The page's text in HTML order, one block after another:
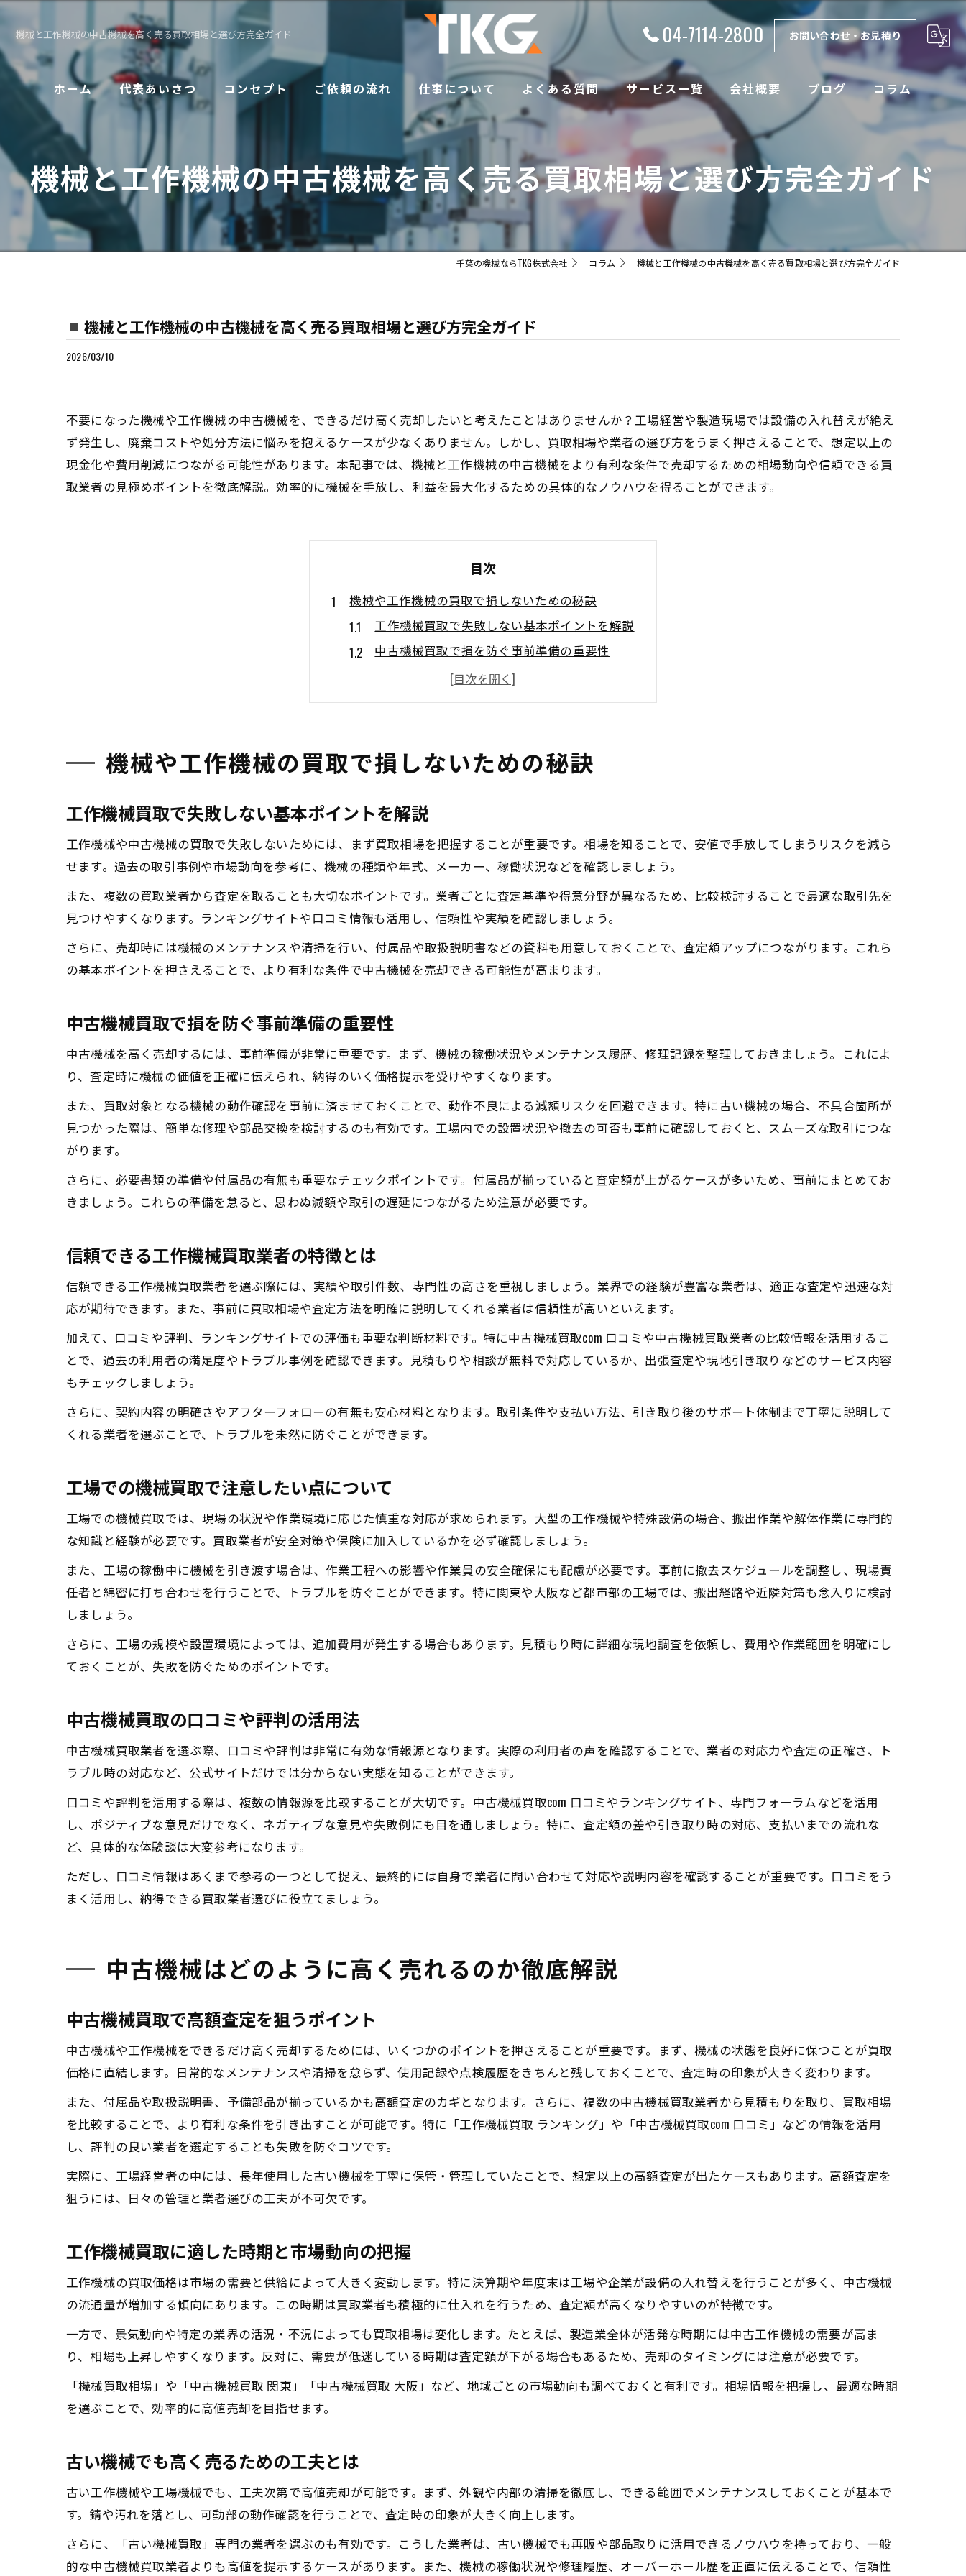
機械と工作機械の中古機械を高く売る買取相場と選び方完全ガイド 04-7114-2800 お問い合わせ・お見積り
ホーム 代表あいさつ コンセプト ご依頼の流れ 仕事について よくある質問 サービス一覧
買取
メンテナンス
会社概要
漫画特集
ブログ コラム
機械と工作機械の中古機械を高く売る買取相場と選び方完全ガイド
千葉の機械ならTKG株式会社 コラム 機械と工作機械の中古機械を高く売る買取相場と選び方完全ガイド
機械と工作機械の中古機械を高く売る買取相場と選び方完全ガイド
2026/03/10
不要になった機械や工作機械の中古機械を、できるだけ高く売却したいと考えたことはありませんか？工場経営や製造現場では設備の入れ替えが絶え
ず発生し、廃棄コストや処分方法に悩みを抱えるケースが少なくありません。しかし、買取相場や業者の選び方をうまく押さえることで、想定以上の
現金化や費用削減につながる可能性があります。本記事では、機械と工作機械の中古機械をより有利な条件で売却するための相場動向や信頼できる買
取業者の見極めポイントを徹底解説。効率的に機械を手放し、利益を最大化するための具体的なノウハウを得ることができます。
目次
機械や工作機械の買取で損しないための秘訣
工作機械買取で失敗しない基本ポイントを解説
中古機械買取で損を防ぐ事前準備の重要性
信頼できる工作機械買取業者の特徴とは
工場での機械買取で注意したい点について
中古機械はどのように高く売れるのか徹底解説
中古機械買取で高額査定を狙うポイント
工作機械買取に適した時期と市場動向の把握
古い機械でも高く売るための工夫とは
中古機械買取業者が重視する査定基準を解説
工場機械買取で見落としがちな評価ポイント
信頼を重視するなら工作機械買取の見極め方
工作機械買取業者の信頼性を見抜くコツ
中古機械買取で安全な取引先を選ぶ方法
口コミで分かる信頼できる買取業者の実態
中古機械買取comなどの評判の活かし方
不要な工作機械を賢く現金化する方法を紹介
工作機械買取の流れと現金化のポイント
中古機械買取でスムーズに現金化する手順
古い機械買取を成功させるコツと注意点
複数の中古機械買取業者を比較する利点
買取相場を知って機械の価値を最大限に引き出す
工作機械買取で価格差が生まれる理由とは
中古機械買取時に相場を見極めるポイント
工場機械買取の相場変動と高く売るコツ
古い機械買取でも相場を活かす方法
中古機械を売却する際の注意点と成功のコツ
中古機械買取で失敗しない交渉術を解説
工場機械買取で成功するためのチェックリスト
古い機械買取の手続きと必要な書類について
機械や工作機械の買取で損しないための秘訣
工作機械買取で失敗しない基本ポイントを解説
工作機械や中古機械の買取で失敗しないためには、まず買取相場を把握することが重要です。相場を知ることで、安値で手放してしまうリスクを減ら
せます。過去の取引事例や市場動向を参考に、機械の種類や年式、メーカー、稼働状況などを確認しましょう。
また、複数の買取業者から査定を取ることも大切なポイントです。業者ごとに査定基準や得意分野が異なるため、比較検討することで最適な取引先を
見つけやすくなります。ランキングサイトや口コミ情報も活用し、信頼性や実績を確認しましょう。
さらに、売却時には機械のメンテナンスや清掃を行い、付属品や取扱説明書などの資料も用意しておくことで、査定額アップにつながります。これら
の基本ポイントを押さえることで、より有利な条件で中古機械を売却できる可能性が高まります。
中古機械買取で損を防ぐ事前準備の重要性
中古機械を高く売却するには、事前準備が非常に重要です。まず、機械の稼働状況やメンテナンス履歴、修理記録を整理しておきましょう。これによ
り、査定時に機械の価値を正確に伝えられ、納得のいく価格提示を受けやすくなります。
また、買取対象となる機械の動作確認を事前に済ませておくことで、動作不良による減額リスクを回避できます。特に古い機械の場合、不具合箇所が
見つかった際は、簡単な修理や部品交換を検討するのも有効です。工場内での設置状況や撤去の可否も事前に確認しておくと、スムーズな取引につな
がります。
さらに、必要書類の準備や付属品の有無も重要なチェックポイントです。付属品が揃っていると査定額が上がるケースが多いため、事前にまとめてお
きましょう。これらの準備を怠ると、思わぬ減額や取引の遅延につながるため注意が必要です。
信頼できる工作機械買取業者の特徴とは
信頼できる工作機械買取業者を選ぶ際には、実績や取引件数、専門性の高さを重視しましょう。業界での経験が豊富な業者は、適正な査定や迅速な対
応が期待できます。また、事前に買取相場や査定方法を明確に説明してくれる業者は信頼性が高いといえます。
加えて、口コミや評判、ランキングサイトでの評価も重要な判断材料です。特に中古機械買取com 口コミや中古機械買取業者の比較情報を活用するこ
とで、過去の利用者の満足度やトラブル事例を確認できます。見積もりや相談が無料で対応しているか、出張査定や現地引き取りなどのサービス内容
もチェックしましょう。
さらに、契約内容の明確さやアフターフォローの有無も安心材料となります。取引条件や支払い方法、引き取り後のサポート体制まで丁寧に説明して
くれる業者を選ぶことで、トラブルを未然に防ぐことができます。
工場での機械買取で注意したい点について
工場での機械買取では、現場の状況や作業環境に応じた慎重な対応が求められます。大型の工作機械や特殊設備の場合、搬出作業や解体作業に専門的
な知識と経験が必要です。買取業者が安全対策や保険に加入しているかを必ず確認しましょう。
また、工場の稼働中に機械を引き渡す場合は、作業工程への影響や作業員の安全確保にも配慮が必要です。事前に撤去スケジュールを調整し、現場責
任者と綿密に打ち合わせを行うことで、トラブルを防ぐことができます。特に関東や大阪など都市部の工場では、搬出経路や近隣対策も念入りに検討
しましょう。
さらに、工場の規模や設置環境によっては、追加費用が発生する場合もあります。見積もり時に詳細な現地調査を依頼し、費用や作業範囲を明確にし
ておくことが、失敗を防ぐためのポイントです。
中古機械買取の口コミや評判の活用法
中古機械買取業者を選ぶ際、口コミや評判は非常に有効な情報源となります。実際の利用者の声を確認することで、業者の対応力や査定の正確さ、ト
ラブル時の対応など、公式サイトだけでは分からない実態を知ることができます。
口コミや評判を活用する際は、複数の情報源を比較することが大切です。中古機械買取com 口コミやランキングサイト、専門フォーラムなどを活用
し、ポジティブな意見だけでなく、ネガティブな意見や失敗例にも目を通しましょう。特に、査定額の差や引き取り時の対応、支払いまでの流れな
ど、具体的な体験談は大変参考になります。
ただし、口コミ情報はあくまで参考の一つとして捉え、最終的には自身で業者に問い合わせて対応や説明内容を確認することが重要です。口コミをう
まく活用し、納得できる買取業者選びに役立てましょう。
中古機械はどのように高く売れるのか徹底解説
中古機械買取で高額査定を狙うポイント
中古機械や工作機械をできるだけ高く売却するためには、いくつかのポイントを押さえることが重要です。まず、機械の状態を良好に保つことが買取
価格に直結します。日常的なメンテナンスや清掃を怠らず、使用記録や点検履歴をきちんと残しておくことで、査定時の印象が大きく変わります。
また、付属品や取扱説明書、予備部品が揃っているかも高額査定のカギとなります。さらに、複数の中古機械買取業者から見積もりを取り、買取相場
を比較することで、より有利な条件を引き出すことが可能です。特に「工作機械買取 ランキング」や「中古機械買取com 口コミ」などの情報を活用
し、評判の良い業者を選定することも失敗を防ぐコツです。
実際に、工場経営者の中には、長年使用した古い機械を丁寧に保管・管理していたことで、想定以上の高額査定が出たケースもあります。高額査定を
狙うには、日々の管理と業者選びの工夫が不可欠です。
工作機械買取に適した時期と市場動向の把握
工作機械の買取価格は市場の需要と供給によって大きく変動します。特に決算期や年度末は工場や企業が設備の入れ替えを行うことが多く、中古機械
の流通量が増加する傾向にあります。この時期は買取業者も積極的に仕入れを行うため、査定額が高くなりやすいのが特徴です。
一方で、景気動向や特定の業界の活況・不況によっても買取相場は変化します。たとえば、製造業全体が活発な時期には中古工作機械の需要が高ま
り、相場も上昇しやすくなります。反対に、需要が低迷している時期は査定額が下がる場合もあるため、売却のタイミングには注意が必要です。
「機械買取相場」や「中古機械買取 関東」「中古機械買取 大阪」など、地域ごとの市場動向も調べておくと有利です。相場情報を把握し、最適な時期
を選ぶことで、効率的に高値売却を目指せます。
古い機械でも高く売るための工夫とは
古い工作機械や工場機械でも、工夫次第で高値売却が可能です。まず、外観や内部の清掃を徹底し、できる範囲でメンテナンスしておくことが基本で
す。錆や汚れを落とし、可動部の動作確認を行うことで、査定時の印象が大きく向上します。
さらに、「古い機械買取」専門の業者を選ぶのも有効です。こうした業者は、古い機械でも再販や部品取りに活用できるノウハウを持っており、一般
的な中古機械買取業者よりも高値を提示するケースがあります。また、機械の稼働状況や修理履歴、オーバーホール歴を正直に伝えることで、信頼性